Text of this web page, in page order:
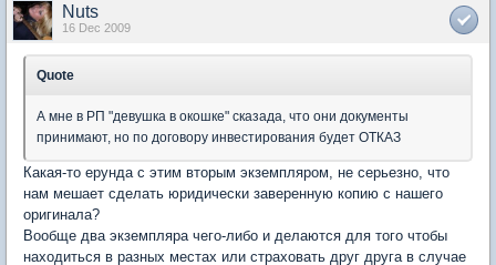
Nuts
16 Dec 2009
Quote
А мне в РП "девушка в окошке" сказада, что они документы
принимают, но по договору инвестирования будет ОТКАЗ
Какая-то ерунда с этим вторым экземпляром, не серьезно, что
нам мешает сделать юридически заверенную копию с нашего
оригинала?
Вообще два экземпляра чего-либо и делаются для того чтобы
находиться в разных местах или страховать друг друга в случае